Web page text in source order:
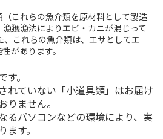
これらの魚介類を原材料として製造
獲漁法によりエビ・カニが混じって
、これらの魚介類は、エサとしてエ
があります。
。
れていない「小道具類」はお届け
りません。
るパソコンなどの環境により、実
す。